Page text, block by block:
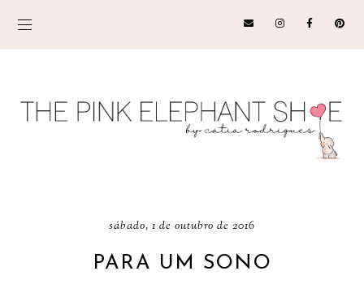
sábado, 1 de outubro de 2016
PARA UM SONO